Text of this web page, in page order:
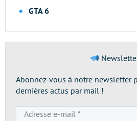
GTA 6
Abonnez-vous à notre newsletter
dernières actus par mail !